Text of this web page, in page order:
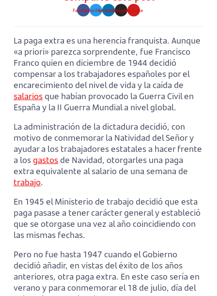
FacebookTwitterLinkedinInstagramYoutube
La paga extra es una herencia franquista. Aunque
«a priori» parezca sorprendente, fue Francisco
Franco quien en diciembre de 1944 decidió
compensar a los trabajadores españoles por el
encarecimiento del nivel de vida y la caída de
salarios que habían provocado la Guerra Civil en
España y la II Guerra Mundial a nivel global.
La administración de la dictadura decidió, con
motivo de conmemorar la Natividad del Señor y
ayudar a los trabajadores estatales a hacer frente
a los gastos de Navidad, otorgarles una paga
extra equivalente al salario de una semana de
trabajo.
En 1945 el Ministerio de trabajo decidió que esta
paga pasase a tener carácter general y estableció
que se otorgase una vez al año coincidiendo con
las mismas fechas.
Pero no fue hasta 1947 cuando el Gobierno
decidió añadir, en vistas del éxito de los años
anteriores, otra paga extra. En este caso sería en
verano y para conmemorar el 18 de julio, día del